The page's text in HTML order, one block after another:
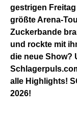
gestrigen
größte Arena-
Zuckerbande
und rockte mit
die neue Show?
alle Highlights!
2026!